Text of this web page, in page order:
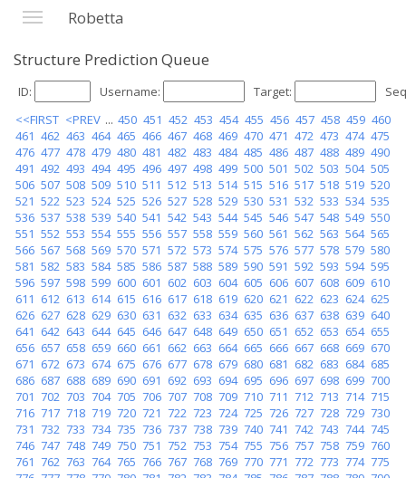
Robetta
Structure Prediction Queue
ID: Username: Target:
<<FIRST <PREV ... 450 451 452 453 454 455 456 457 458 459 460
461 462 463 464 465 466 467 468 469 470 471 472 473 474 475
476 477 478 479 480 481 482 483 484 485 486 487 488 489 490
491 492 493 494 495 496 497 498 499 500 501 502 503 504 505
506 507 508 509 510 511 512 513 514 515 516 517 518 519 520
521 522 523 524 525 526 527 528 529 530 531 532 533 534 535
536 537 538 539 540 541 542 543 544 545 546 547 548 549 550
551 552 553 554 555 556 557 558 559 560 561 562 563 564 565
566 567 568 569 570 571 572 573 574 575 576 577 578 579 580
581 582 583 584 585 586 587 588 589 590 591 592 593 594 595
596 597 598 599 600 601 602 603 604 605 606 607 608 609 610
611 612 613 614 615 616 617 618 619 620 621 622 623 624 625
626 627 628 629 630 631 632 633 634 635 636 637 638 639 640
641 642 643 644 645 646 647 648 649 650 651 652 653 654 655
656 657 658 659 660 661 662 663 664 665 666 667 668 669 670
671 672 673 674 675 676 677 678 679 680 681 682 683 684 685
686 687 688 689 690 691 692 693 694 695 696 697 698 699 700
701 702 703 704 705 706 707 708 709 710 711 712 713 714 715
716 717 718 719 720 721 722 723 724 725 726 727 728 729 730
731 732 733 734 735 736 737 738 739 740 741 742 743 744 745
746 747 748 749 750 751 752 753 754 755 756 757 758 759 760
761 762 763 764 765 766 767 768 769 770 771 772 773 774 775